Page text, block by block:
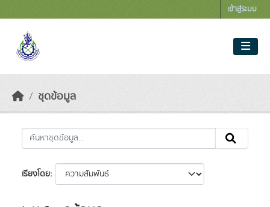
เข้าสู่ระบบ
ชุดข้อมูล
เรียงโดย